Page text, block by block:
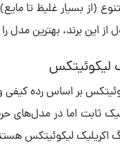
(از بسیار غلیظ تا
این برند، بهترین مدل
لیکوئیتکس
بر اساس رده کیفی
اکریلیک لیکوئیتکس